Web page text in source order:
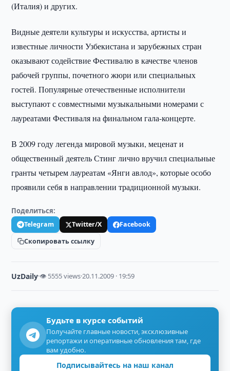
(Италия) и других.
Видные деятели культуры и искусства, артисты и
известные личности Узбекистана и зарубежных стран
оказывают содействие Фестивалю в качестве членов
рабочей группы, почетного жюри или специальных
гостей. Популярные отечественные исполнители
выступают с совместными музыкальными номерами с
лауреатами Фестиваля на финальном гала-концерте.
В 2009 году легенда мировой музыки, меценат и
общественный деятель Стинг лично вручил специальные
гранты четырем лауреатам «Янги авлод», которые особо
проявили себя в направлении традиционной музыки.
Поделиться:
Telegram Twitter/X
Facebook
Скопировать ссылку
UzDaily·👁 5555 views·20.11.2009 · 19:59
Будьте в курсе событий
Получайте главные новости, эксклюзивные
репортажи и оперативные обновления там, где
вам удобно.
Подписывайтесь на наш канал